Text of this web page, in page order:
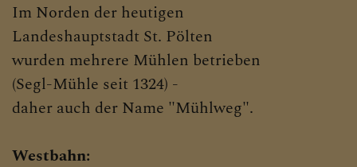
Im Norden der heutigen
Landeshauptstadt St. Pölten
wurden mehrere Mühlen betrieben
(Segl-Mühle seit 1324) -
daher auch der Name "Mühlweg".
Westbahn: